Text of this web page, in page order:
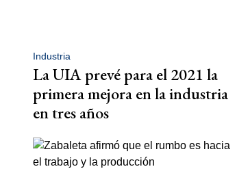
Industria
La UIA prevé para el 2021 la
primera mejora en la industria
en tres años